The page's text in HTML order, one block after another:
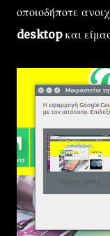
οποιοδήποτε
desktop και